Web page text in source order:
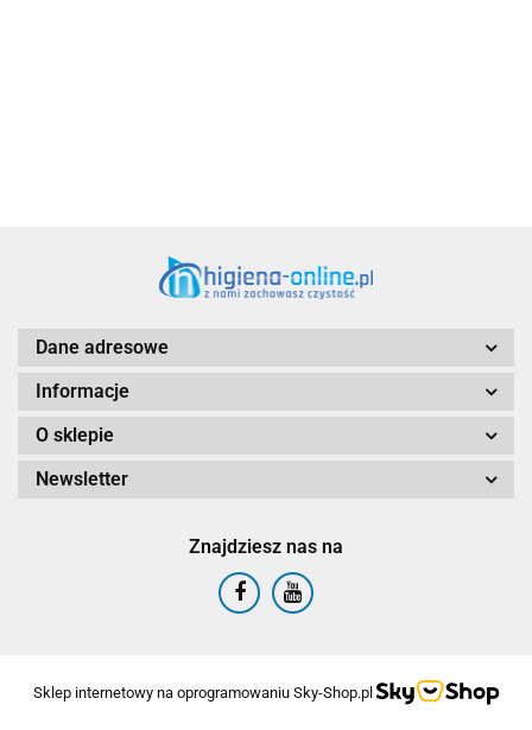
Dane adresowe
Informacje
O sklepie
Newsletter
Znajdziesz nas na
Sklep internetowy na oprogramowaniu Sky-Shop.pl